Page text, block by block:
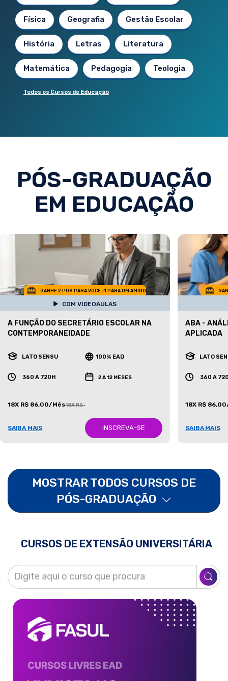
Física Geografia Gestão Escolar
História Letras Literatura
Matemática Pedagogia Teologia
Todos os Cursos de Educação
PÓS-GRADUAÇÃO
EM EDUCAÇÃO
GANHE 2 POS PARA VOCE +1 PARA UM AMIGO
COM VIDEOAULAS
A FUNÇÃO DO SECRETÁRIO ESCOLAR NA
CONTEMPORANEIDADE
LATO SENSU 100% EAD
360 A 720H 2 A 12 MESES
18X R$ 86,00/Mês18X R$ 387,00/Mês
SAIBA MAIS INSCREVA-SE
ABA -
APLICADA
LATO
360 A
18X R$
SAIBA MAIS
MOSTRAR TODOS CURSOS DE
PÓS-GRADUAÇÃO
CURSOS DE EXTENSÃO UNIVERSITÁRIA